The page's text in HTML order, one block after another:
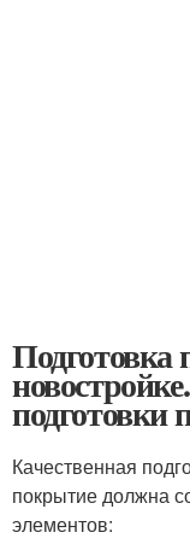
Подготовка
подготовки
Качественная
покрытие должна
элементов: